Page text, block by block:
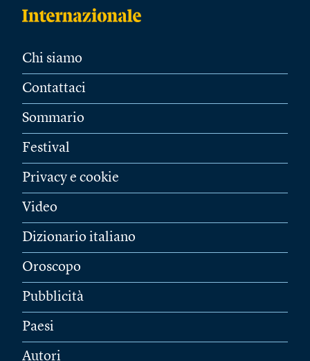
Chi siamo
Contattaci
Sommario
Festival
Privacy e cookie
Video
Dizionario italiano
Oroscopo
Pubblicità
Paesi
Autori